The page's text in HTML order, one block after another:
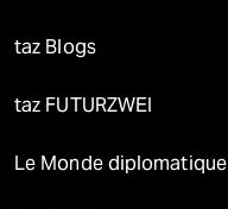
taz Blogs
taz FUTURZWEI
Le Monde diplomatique